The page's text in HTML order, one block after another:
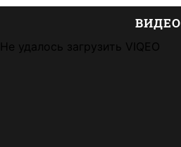
ВИДЕО
Не удалось загрузить VIQEO